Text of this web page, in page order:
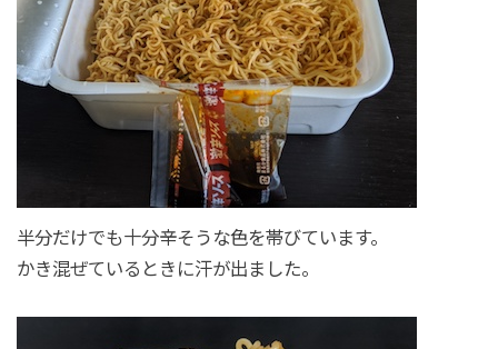
半分だけでも十分辛そうな色を帯びています。
かき混ぜているときに汗が出ました。